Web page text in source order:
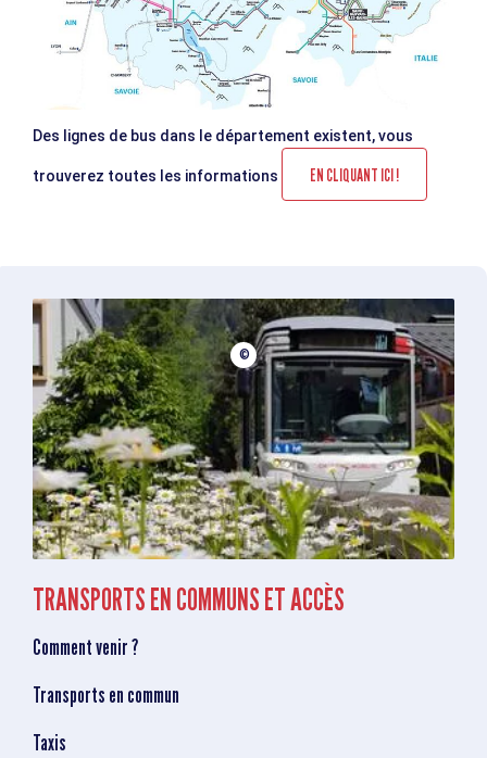
Des lignes de bus dans le département existent, vous
trouverez toutes les informations EN CLIQUANT ICI !
©
TRANSPORTS EN COMMUNS ET ACCÈS
Comment venir ?
Transports en commun
Taxis